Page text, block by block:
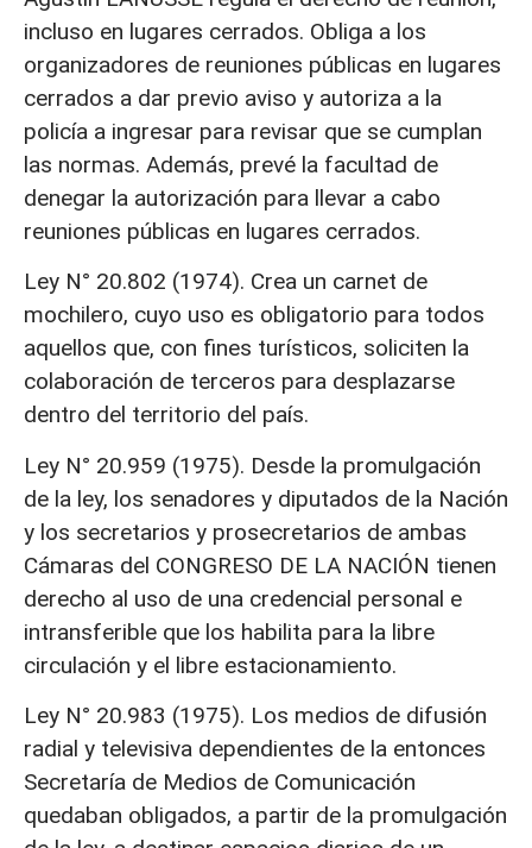
incluso en lugares cerrados. Obliga a los
organizadores de reuniones públicas en lugares
cerrados a dar previo aviso y autoriza a la
policía a ingresar para revisar que se cumplan
las normas. Además, prevé la facultad de
denegar la autorización para llevar a cabo
reuniones públicas en lugares cerrados.
Ley N° 20.802 (1974). Crea un carnet de
mochilero, cuyo uso es obligatorio para todos
aquellos que, con fines turísticos, soliciten la
colaboración de terceros para desplazarse
dentro del territorio del país.
Ley N° 20.959 (1975). Desde la promulgación
de la ley, los senadores y diputados de la Nación
y los secretarios y prosecretarios de ambas
Cámaras del CONGRESO DE LA NACIÓN tienen
derecho al uso de una credencial personal e
intransferible que los habilita para la libre
circulación y el libre estacionamiento.
Ley N° 20.983 (1975). Los medios de difusión
radial y televisiva dependientes de la entonces
Secretaría de Medios de Comunicación
quedaban obligados, a partir de la promulgación